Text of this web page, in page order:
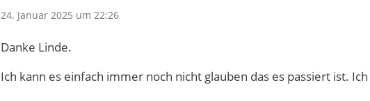
24. Januar 2025 um 22:26
Danke Linde.
Ich kann es einfach immer noch nicht glauben das es passiert ist.